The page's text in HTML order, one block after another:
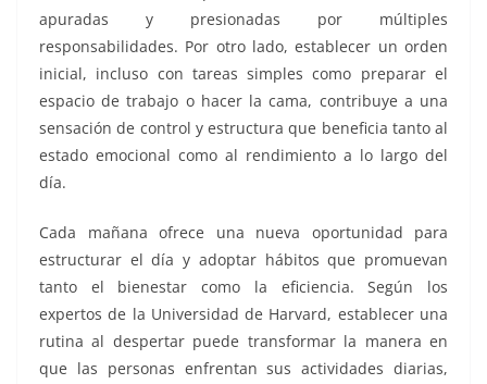
apuradas y presionadas por múltiples
responsabilidades. Por otro lado, establecer un orden
inicial, incluso con tareas simples como preparar el
espacio de trabajo o hacer la cama, contribuye a una
sensación de control y estructura que beneficia tanto al
estado emocional como al rendimiento a lo largo del
día.
Cada mañana ofrece una nueva oportunidad para
estructurar el día y adoptar hábitos que promuevan
tanto el bienestar como la eficiencia. Según los
expertos de la Universidad de Harvard, establecer una
rutina al despertar puede transformar la manera en
que las personas enfrentan sus actividades diarias,